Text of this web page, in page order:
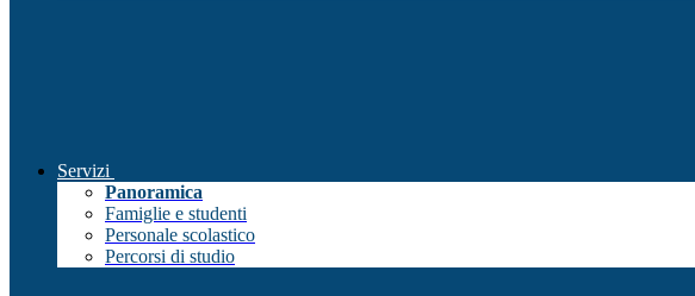
Servizi
Panoramica
Famiglie e studenti
Personale scolastico
Percorsi di studio